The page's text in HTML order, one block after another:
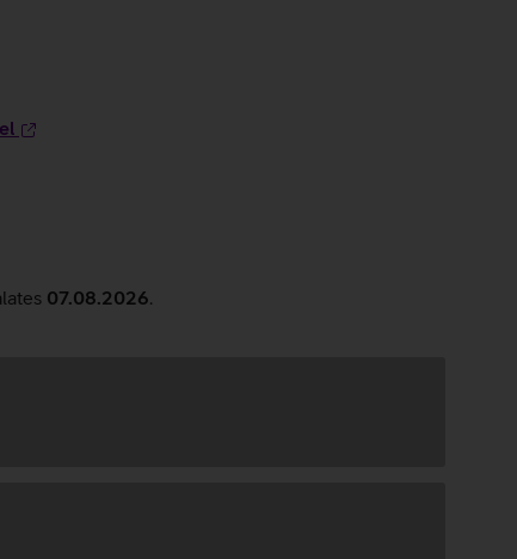
07.08.2026